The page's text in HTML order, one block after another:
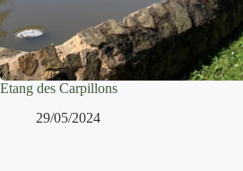
Etang des Carpillons
29/05/2024